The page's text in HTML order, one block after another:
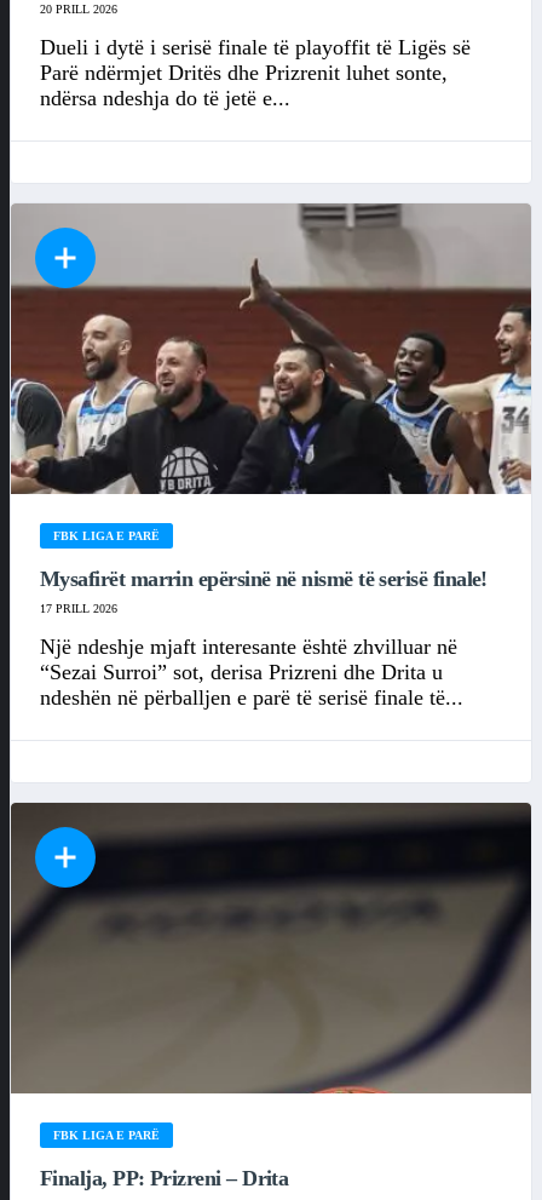
20 PRILL 2026
Dueli i dytë i serisë finale të playoffit të Ligës së
Parë ndërmjet Dritës dhe Prizrenit luhet sonte,
ndërsa ndeshja do të jetë e...
FBK LIGA E PARË
Mysafirët marrin epërsinë në nismë të serisë finale!
17 PRILL 2026
Një ndeshje mjaft interesante është zhvilluar në
“Sezai Surroi” sot, derisa Prizreni dhe Drita u
ndeshën në përballjen e parë të serisë finale të...
FBK LIGA E PARË
Finalja, PP: Prizreni – Drita